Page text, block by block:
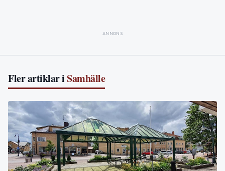
ANNONS
Fler artiklar iSamhälle